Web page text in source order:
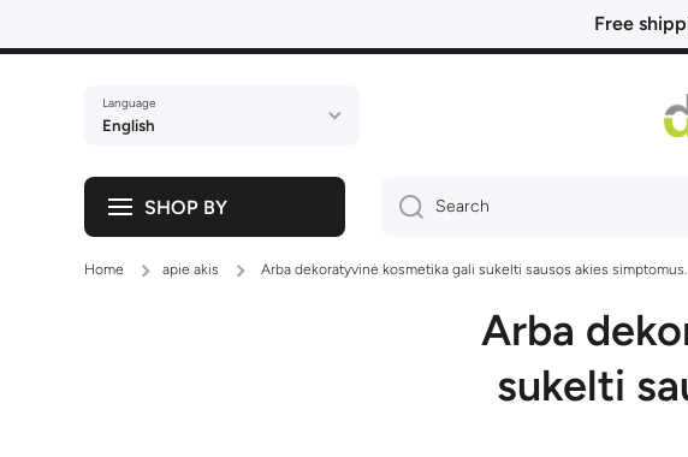
Free
Language
English
SHOP BY Search
Home apie akis Arba dekoratyvinė kosmetika gali sukelti sausos akies simptomus.
Arba
sukelti